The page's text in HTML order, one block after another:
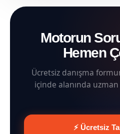
Motorun
Hemen
Ücretsiz danışma
içinde alanında
⚡ Ücretsiz